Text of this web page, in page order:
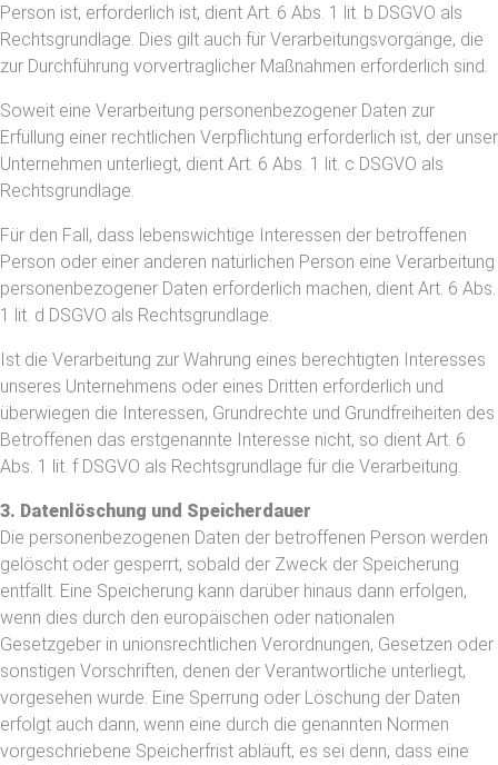
Person ist, erforderlich ist, dient Art. 6 Abs. 1 lit. b DSGVO als
Rechtsgrundlage. Dies gilt auch für Verarbeitungsvorgänge, die
zur Durchführung vorvertraglicher Maßnahmen erforderlich sind.
Soweit eine Verarbeitung personenbezogener Daten zur
Erfüllung einer rechtlichen Verpflichtung erforderlich ist, der unser
Unternehmen unterliegt, dient Art. 6 Abs. 1 lit. c DSGVO als
Rechtsgrundlage.
Für den Fall, dass lebenswichtige Interessen der betroffenen
Person oder einer anderen natürlichen Person eine Verarbeitung
personenbezogener Daten erforderlich machen, dient Art. 6 Abs.
1 lit. d DSGVO als Rechtsgrundlage.
Ist die Verarbeitung zur Wahrung eines berechtigten Interesses
unseres Unternehmens oder eines Dritten erforderlich und
überwiegen die Interessen, Grundrechte und Grundfreiheiten des
Betroffenen das erstgenannte Interesse nicht, so dient Art. 6
Abs. 1 lit. f DSGVO als Rechtsgrundlage für die Verarbeitung.
3. Datenlöschung und Speicherdauer
Die personenbezogenen Daten der betroffenen Person werden
gelöscht oder gesperrt, sobald der Zweck der Speicherung
entfällt. Eine Speicherung kann darüber hinaus dann erfolgen,
wenn dies durch den europäischen oder nationalen
Gesetzgeber in unionsrechtlichen Verordnungen, Gesetzen oder
sonstigen Vorschriften, denen der Verantwortliche unterliegt,
vorgesehen wurde. Eine Sperrung oder Löschung der Daten
erfolgt auch dann, wenn eine durch die genannten Normen
vorgeschriebene Speicherfrist abläuft, es sei denn, dass eine